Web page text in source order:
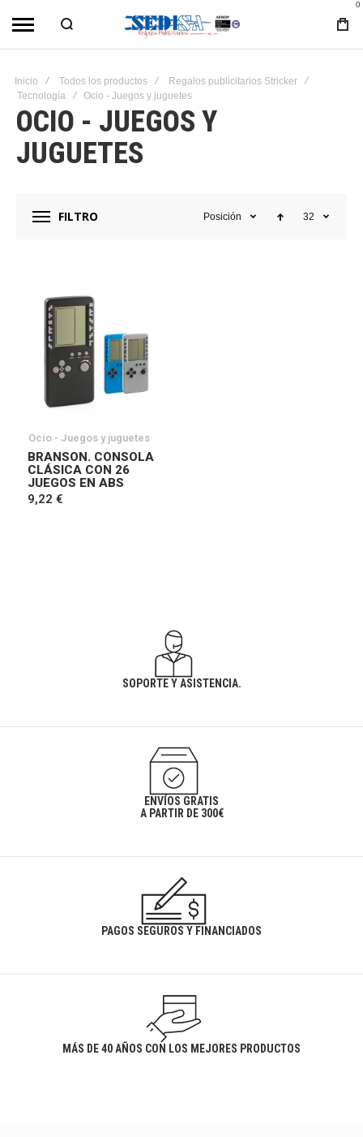
0
Inicio Todos los productos
Regalos publicitarios Stricker
Tecnología
Ocio - Juegos y juguetes
OCIO - JUEGOS Y
JUGUETES
FILTRO Posición 32
Ocio - Juegos y juguetes
BRANSON. CONSOLA
CLÁSICA CON 26
JUEGOS EN ABS
9,22 €
SOPORTE Y ASISTENCIA.
ENVÍOS GRATIS
A PARTIR DE 300€
PAGOS SEGUROS Y FINANCIADOS
MÁS DE 40 AÑOS CON LOS MEJORES PRODUCTOS